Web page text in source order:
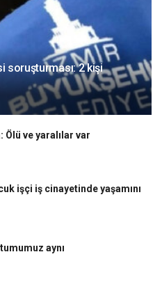
soruşturması: 2 kişi
Ölü ve yaralılar var
işçi iş cinayetinde yaşamını
aynı